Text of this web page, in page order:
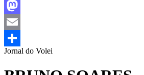
Facebook
Mastodon
Email
Share
Jornal do Volei